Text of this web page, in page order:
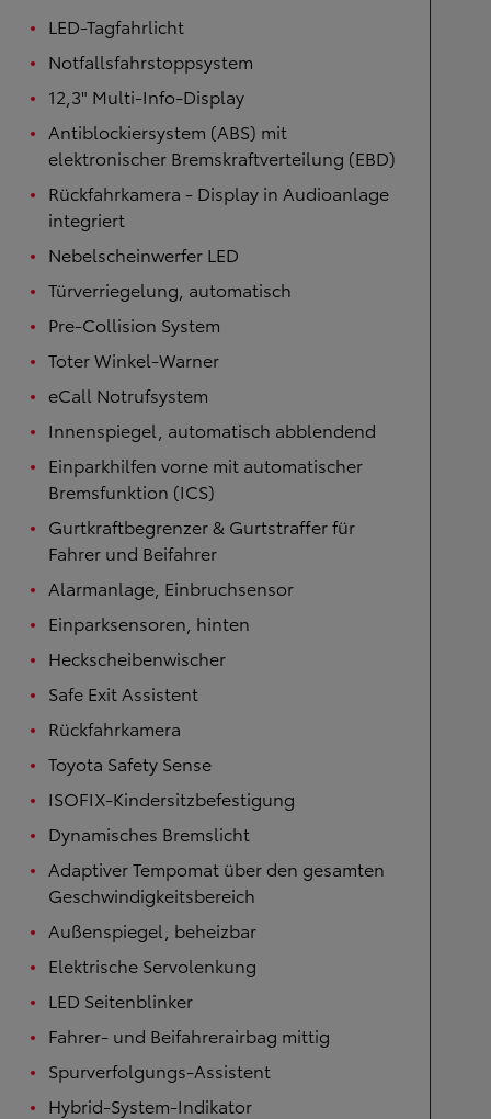
LED-Tagfahrlicht
Notfallsfahrstoppsystem
12,3" Multi-Info-Display
Antiblockiersystem (ABS) mit
elektronischer Bremskraftverteilung (EBD)
Rückfahrkamera - Display in Audioanlage
integriert
Nebelscheinwerfer LED
Türverriegelung, automatisch
Pre-Collision System
Toter Winkel-Warner
eCall Notrufsystem
Innenspiegel, automatisch abblendend
Einparkhilfen vorne mit automatischer
Bremsfunktion (ICS)
Gurtkraftbegrenzer & Gurtstraffer für
Fahrer und Beifahrer
Alarmanlage, Einbruchsensor
Einparksensoren, hinten
Heckscheibenwischer
Safe Exit Assistent
Rückfahrkamera
Toyota Safety Sense
ISOFIX-Kindersitzbefestigung
Dynamisches Bremslicht
Adaptiver Tempomat über den gesamten
Geschwindigkeitsbereich
Außenspiegel, beheizbar
Elektrische Servolenkung
LED Seitenblinker
Fahrer- und Beifahrerairbag mittig
Spurverfolgungs-Assistent
Hybrid-System-Indikator